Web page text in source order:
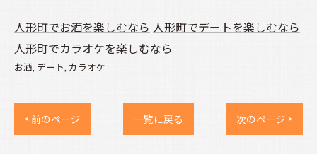
人形町でお酒を楽しむなら 人形町でデートを楽しむなら
人形町でカラオケを楽しむなら
お酒 デート カラオケ
< 前のページ 一覧に戻る 次のページ >